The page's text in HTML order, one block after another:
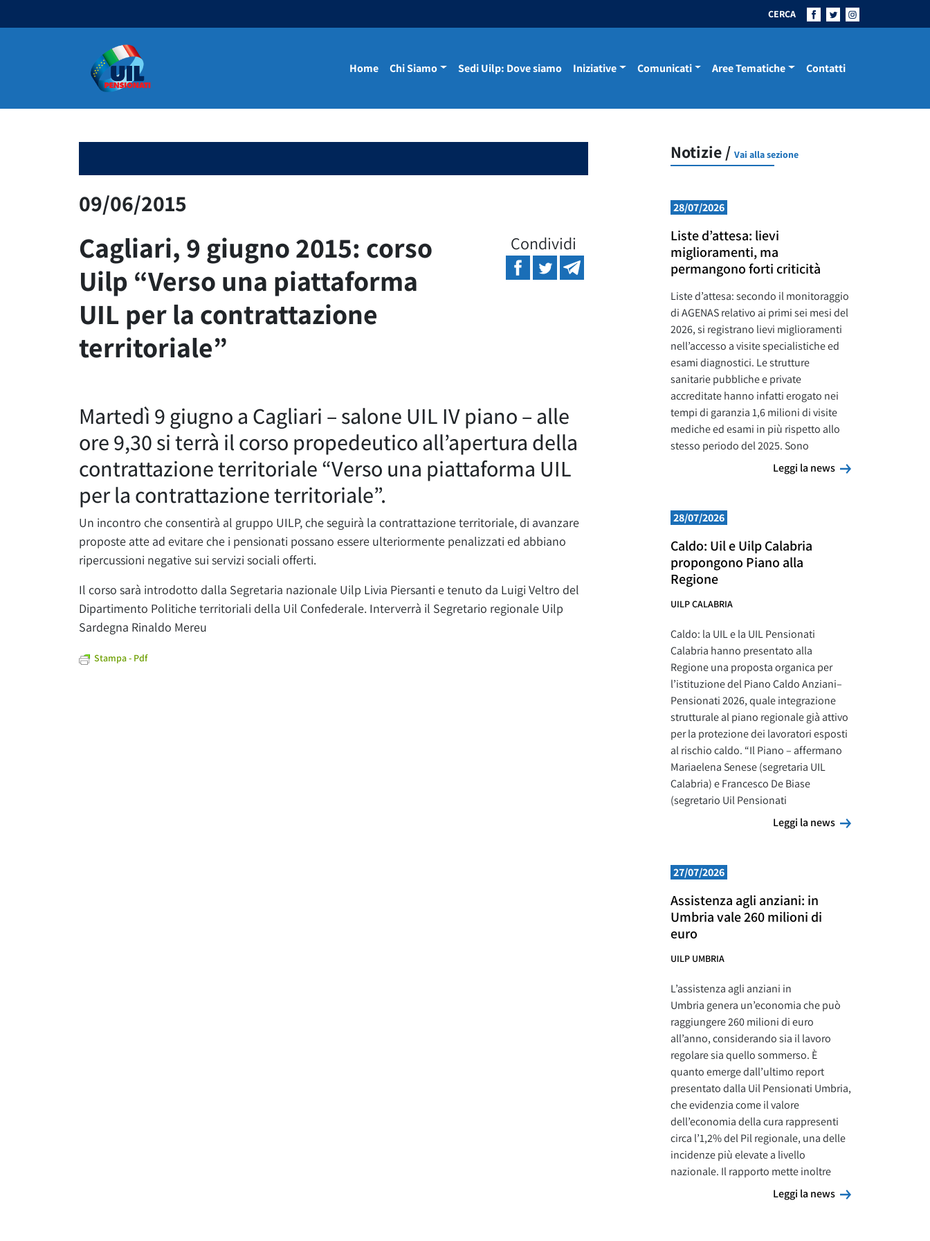
CERCA
Navigazione principale Home Chi Siamo Sedi Uilp: Dove siamo Iniziative Comunicati Aree Tematiche Contatti
09/06/2015
Cagliari, 9 giugno 2015: corso
Uilp “Verso una piattaforma
UIL per la contrattazione
territoriale”
Condividi
Martedì 9 giugno a Cagliari – salone UIL IV piano – alle
ore 9,30 si terrà il corso propedeutico all’apertura della
contrattazione territoriale “Verso una piattaforma UIL
per la contrattazione territoriale”.
Un incontro che consentirà al gruppo UILP, che seguirà la contrattazione territoriale, di avanzare
proposte atte ad evitare che i pensionati possano essere ulteriormente penalizzati ed abbiano
ripercussioni negative sui servizi sociali offerti.
Il corso sarà introdotto dalla Segretaria nazionale Uilp Livia Piersanti e tenuto da Luigi Veltro del
Dipartimento Politiche territoriali della Uil Confederale. Interverrà il Segretario regionale Uilp
Sardegna Rinaldo Mereu
Stampa - Pdf
Notizie / Vai alla sezione
28/07/2026
Liste d’attesa: lievi
miglioramenti, ma
permangono forti criticità
Liste d’attesa: secondo il monitoraggio
di AGENAS relativo ai primi sei mesi del
2026, si registrano lievi miglioramenti
nell’accesso a visite specialistiche ed
esami diagnostici. Le strutture
sanitarie pubbliche e private
accreditate hanno infatti erogato nei
tempi di garanzia 1,6 milioni di visite
mediche ed esami in più rispetto allo
stesso periodo del 2025. Sono
Leggi la news
Leggi la news
28/07/2026
Caldo: Uil e Uilp Calabria
propongono Piano alla
Regione
UILP CALABRIA
Caldo: la UIL e la UIL Pensionati
Calabria hanno presentato alla
Regione una proposta organica per
l’istituzione del Piano Caldo Anziani–
Pensionati 2026, quale integrazione
strutturale al piano regionale già attivo
per la protezione dei lavoratori esposti
al rischio caldo. “Il Piano – affermano
Mariaelena Senese (segretaria UIL
Calabria) e Francesco De Biase
(segretario Uil Pensionati
Leggi la news
Leggi la news
27/07/2026
Assistenza agli anziani: in
Umbria vale 260 milioni di
euro
UILP UMBRIA
L’assistenza agli anziani in
Umbria genera un’economia che può
raggiungere 260 milioni di euro
all’anno, considerando sia il lavoro
regolare sia quello sommerso. È
quanto emerge dall’ultimo report
presentato dalla Uil Pensionati Umbria,
che evidenzia come il valore
dell’economia della cura rappresenti
circa l’1,2% del Pil regionale, una delle
incidenze più elevate a livello
nazionale. Il rapporto mette inoltre
Leggi la news
Leggi la news